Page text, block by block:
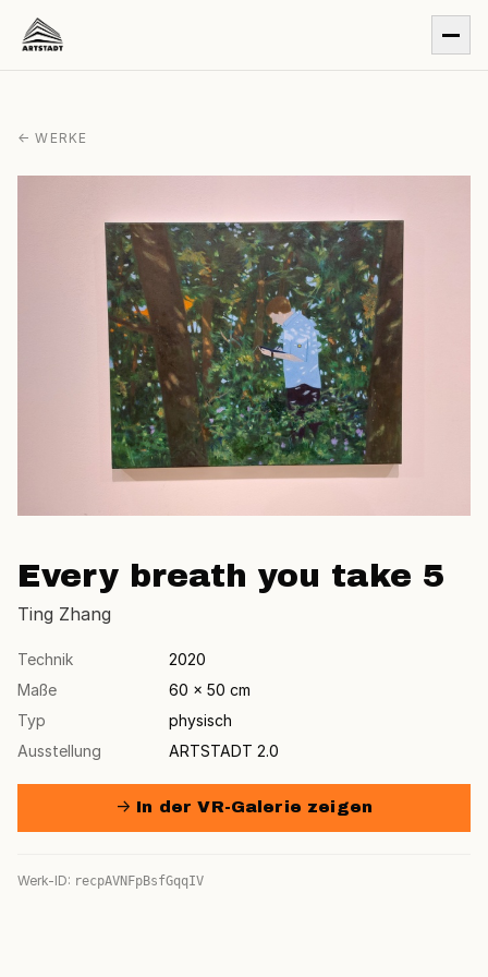
← WERKE
Every breath you take 5
Ting Zhang
Technik
2020
Maße
60 × 50 cm
Typ
physisch
Ausstellung
ARTSTADT 2.0
→ In der VR-Galerie zeigen
Werk-ID: recpAVNFpBsfGqqIV